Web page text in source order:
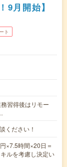
9月開始】
ト
習得後はリモー
ください！
×7.5時間×20日＝
ルを考慮し決定い